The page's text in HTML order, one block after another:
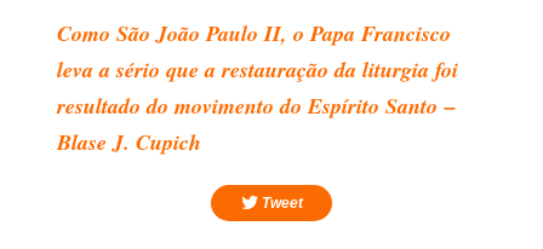
Como São João Paulo II, o Papa Francisco
leva a sério que a restauração da liturgia foi
resultado do movimento do Espírito Santo–
Blase J. Cupich
Tweet